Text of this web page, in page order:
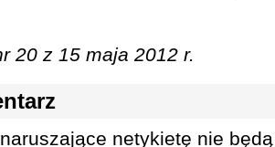
20 z 15 maja 2012 r.
netykietę nie